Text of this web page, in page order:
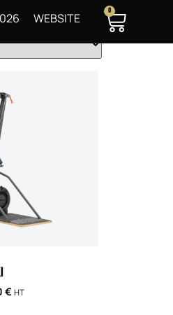
WEBSITE 0
€ HT